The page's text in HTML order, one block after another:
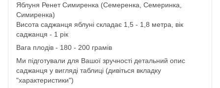
Яблуня Ренет Симиренка (Семеренка, Семеринка,
Симиренка)
Висота саджанця яблуні складає 1,5 - 1,8 метра, вік
саджанця - 1 рік
Вага плодів - 180 - 200 грамів
Ми підготували для Вашої зручності детальний опис
саджанця у вигляді таблиці (дивіться вкладку
"характеристики")